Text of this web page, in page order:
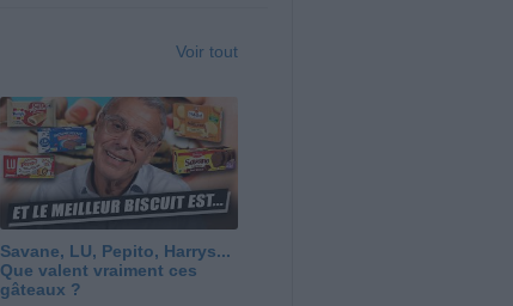
Voir tout
Savane, LU, Pepito, Harrys...
Que valent vraiment ces
gâteaux ?